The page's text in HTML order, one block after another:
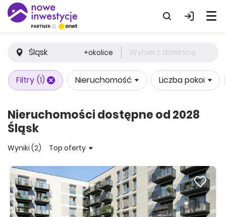
Śląsk +okolice Wybierz dzielnicę
Filtry (1) Nieruchomość Liczba pokoi
Nieruchomości dostępne od 2028
Śląsk
Wyniki (2) Top oferty